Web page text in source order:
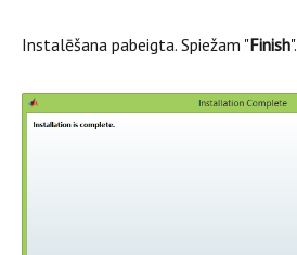
Instalēšana pabeigta. Spiežam "Finish".